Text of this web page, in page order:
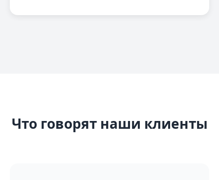
Что говорят наши клиенты